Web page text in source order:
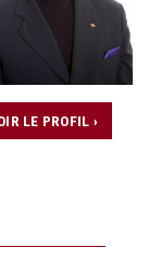
LE PROFIL ›